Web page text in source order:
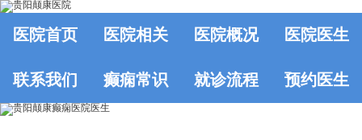
医院首页 医院相关 医院概况 医院医生
联系我们 癫痫常识 就诊流程 预约医生